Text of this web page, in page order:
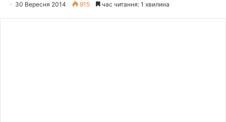
30 Вересня 2014 915 час читання: 1 хвилина